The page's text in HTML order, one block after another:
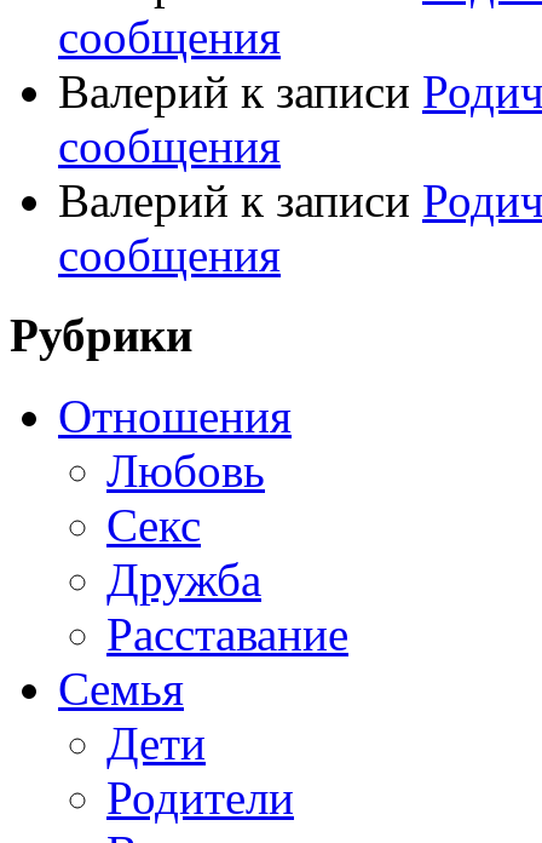
сообщения
Валерий к записи
сообщения
Валерий к записи
сообщения
Рубрики
Отношения
Любовь
Секс
Дружба
Расставание
Семья
Дети
Родители